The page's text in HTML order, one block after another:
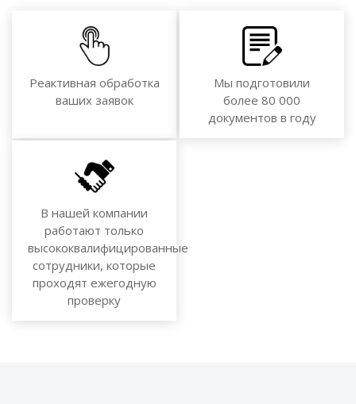
Реактивная обработка
ваших заявок
Мы подготовили
более 80 000
документов в году
В нашей компании
работают только
высококвалифицированные
сотрудники, которые
проходят ежегодную
проверку